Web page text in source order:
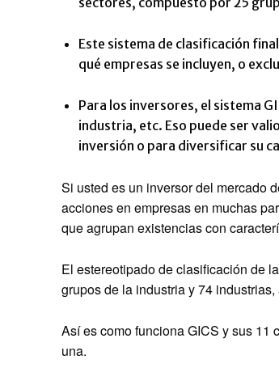
Este sistema de clasificación
qué empresas se incluyen, o
Para los inversores, el sistema
industria, etc. Eso puede ser
inversión o para diversificar su
Si usted es un inversor del mercado
acciones en empresas en muchas
que agrupan existencias con
El estereotipado de clasificación de
grupos de la industria y 74
Así es como funciona GICS y sus
una.